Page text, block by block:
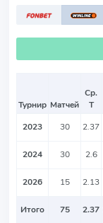
Турнир Матчей
Ср.
Т
2023
30 2.37
2024 30 2.6
2026 15 2.13
Итого
75 2.37